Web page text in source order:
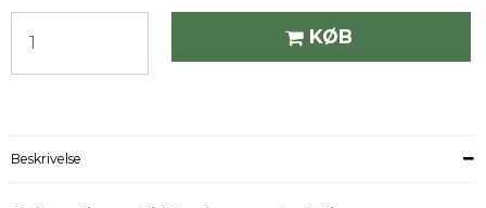
KØB
Beskrivelse